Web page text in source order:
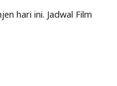
hari ini. Jadwal Film